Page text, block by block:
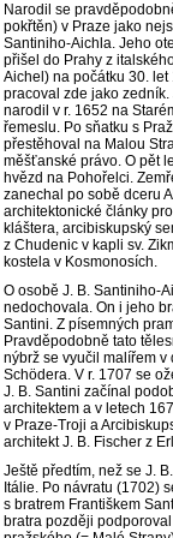
Narodil se
pokřtěn) v Praze jako
Santiniho-Aichla. Jeho
přišel do Prahy z
Aichel) na počátku 30.
pracoval zde jako
narodil v r. 1652 na
řemeslu. Po sňatku s
přestěhoval na Malou
měšťanské právo. O pět
hvězd na Pohořelci.
zanechal po sobě dceru
architektonické články
kláštera, arcibiskupský
z Chudenic v kapli sv.
kostela v Kosmonosích.
O osobě J. B. Santiniho-
nedochovala. On i jeho
Santini. Z písemných
Pravděpodobně tato
nýbrž se vyučil malířem
Schödera. V r. 1707 se
J. B. Santini začínal
architektem a v letech
v Praze-Troji a
architekt J. B. Fischer z
Ještě předtím, než se J.
Itálie. Po návratu (1702)
s bratrem Františkem
bratra později